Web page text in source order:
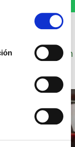
en recetas con